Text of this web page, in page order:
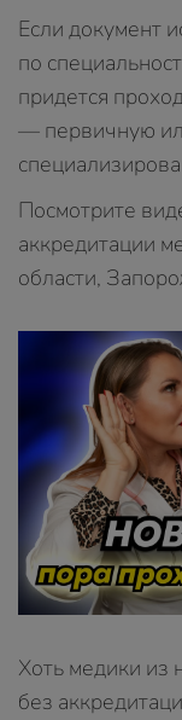
Если документ
по
придется
— первичную
Посмотрите
аккредитации
области,
Хоть медики из
без